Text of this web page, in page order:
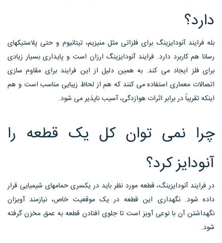
دارد؟
بله فرایند آنودایزینگ برای فلزاتی مثل منیزیم، تیتانیوم و حتی پلاستیکهای
رسانا هم کاربرد دارد. فرایند آنودایزینگ ارزان است و پایداری بسیار زیادی
برای فلز ایجاد می کند. به همین دلیل از این فرایند برای مقاوم سازی
اتصالات معماری استفاده می کنند که هم از لحاظ زیبایی مناسب است و هم
اینکه تقریباً در برابر اثرات هوازدگی، آسیب ناپذیر می شود.
چرا نمی توان کل یک قطعه را
آنودایز کرد؟
در فرایند آنودایزینگ، قطعه مورد نظر باید در یکسری حمامهای شیمیایی قرار
داده شود. نگهداری این قطعه در یک موقعیت خاص، نیازمند آویزان
نگهداشتن آن با نوعی آویز است تا جلوی افتادن قطعه به عمق مخزن گرفته
شود.